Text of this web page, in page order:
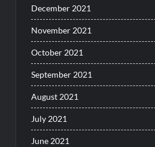
December 2021
November 2021
October 2021
September 2021
August 2021
July 2021
June 2021